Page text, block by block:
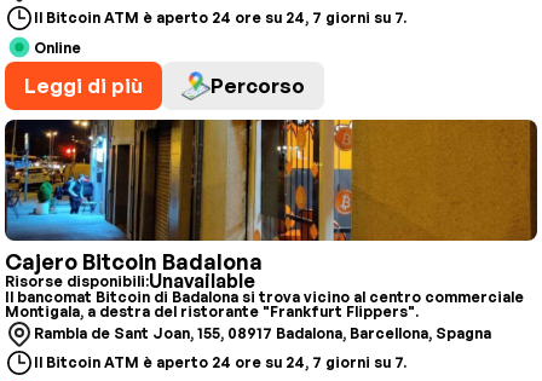
Il Bitcoin ATM è aperto 24 ore su 24, 7 giorni su 7.
Online
Leggi di più Percorso
Cajero Bitcoin Badalona
Risorse disponibili:Unavailable
Il bancomat Bitcoin di Badalona si trova vicino al centro commerciale
Montigala, a destra del ristorante "Frankfurt Flippers".
Rambla de Sant Joan, 155, 08917 Badalona, Barcellona, Spagna
Il Bitcoin ATM è aperto 24 ore su 24, 7 giorni su 7.